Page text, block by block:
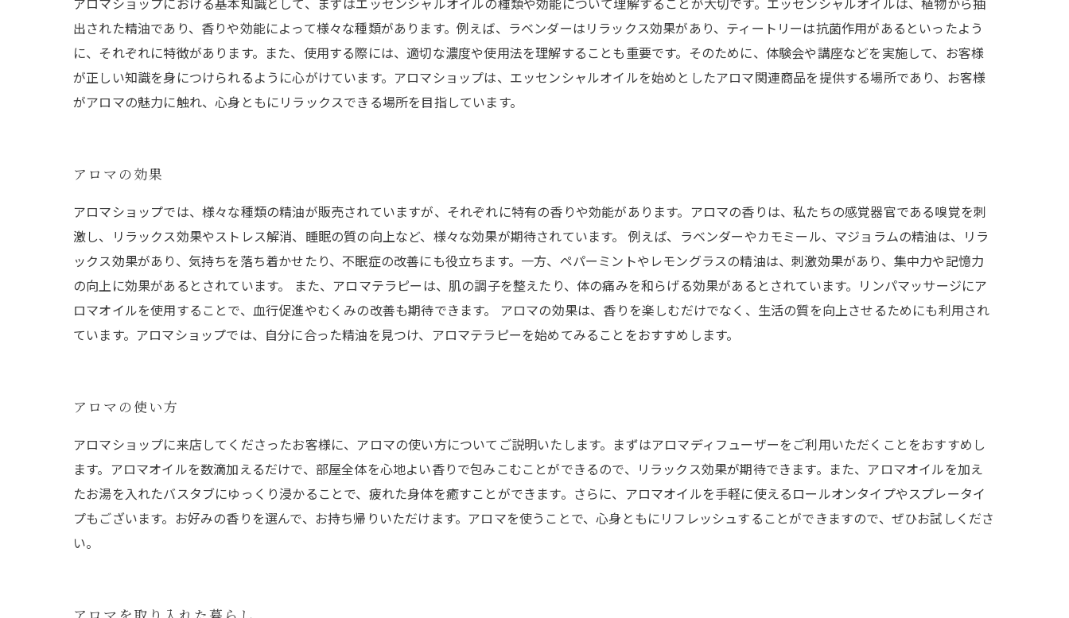
出された精油であり、香りや効能によって様々な種類があります。例えば、ラベンダーはリラックス効果があり、ティートリーは抗菌作用があるといったよう
に、それぞれに特徴があります。また、使用する際には、適切な濃度や使用法を理解することも重要です。そのために、体験会や講座などを実施して、お客様
が正しい知識を身につけられるように心がけています。アロマショップは、エッセンシャルオイルを始めとしたアロマ関連商品を提供する場所であり、お客様
がアロマの魅力に触れ、心身ともにリラックスできる場所を目指しています。
アロマの効果
アロマショップでは、様々な種類の精油が販売されていますが、それぞれに特有の香りや効能があります。アロマの香りは、私たちの感覚器官である嗅覚を刺
激し、リラックス効果やストレス解消、睡眠の質の向上など、様々な効果が期待されています。 例えば、ラベンダーやカモミール、マジョラムの精油は、リラ
ックス効果があり、気持ちを落ち着かせたり、不眠症の改善にも役立ちます。一方、ペパーミントやレモングラスの精油は、刺激効果があり、集中力や記憶力
の向上に効果があるとされています。 また、アロマテラピーは、肌の調子を整えたり、体の痛みを和らげる効果があるとされています。リンパマッサージにア
ロマオイルを使用することで、血行促進やむくみの改善も期待できます。 アロマの効果は、香りを楽しむだけでなく、生活の質を向上させるためにも利用され
ています。アロマショップでは、自分に合った精油を見つけ、アロマテラピーを始めてみることをおすすめします。
アロマの使い方
アロマショップに来店してくださったお客様に、アロマの使い方についてご説明いたします。まずはアロマディフューザーをご利用いただくことをおすすめし
ます。アロマオイルを数滴加えるだけで、部屋全体を心地よい香りで包みこむことができるので、リラックス効果が期待できます。また、アロマオイルを加え
たお湯を入れたバスタブにゆっくり浸かることで、疲れた身体を癒すことができます。さらに、アロマオイルを手軽に使えるロールオンタイプやスプレータイ
プもございます。お好みの香りを選んで、お持ち帰りいただけます。アロマを使うことで、心身ともにリフレッシュすることができますので、ぜひお試しくださ
い。